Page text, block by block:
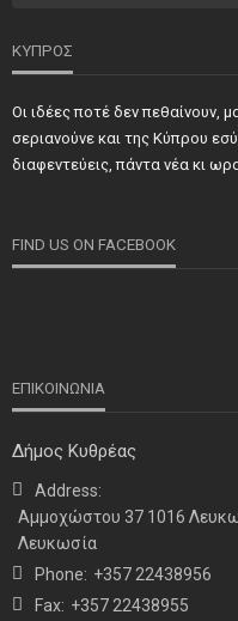
ΣΗΜΑΝΤΙΚΑ
Τιμήθηκαν και φέτος
ΝΕΑ ΤΕΛΕΥΤΑΙΑ ΝΕΑ
Η παρουσία μας στο 41ο
Ουάσινγκτον
ΚΥΠΡΟΣ
Οι ιδέες ποτέ δεν πεθαίνουν,
σεριανούνε και της Κύπρου
διαφεντεύεις, πάντα νέα κι
FIND US ON FACEBOOK
ΕΠΙΚΟΙΝΩΝΙΑ
Δήμος Κυθρέας
Address:
Αμμοχώστου 37 1016
Λευκωσία
Phone: +357 22438956
Fax: +357 22438955